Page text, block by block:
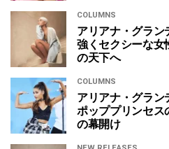
COLUMNS
アリアナ・グラン
強くセクシーな
の天下へ
COLUMNS
アリアナ・グラン
ポッププリンセ
の幕開け